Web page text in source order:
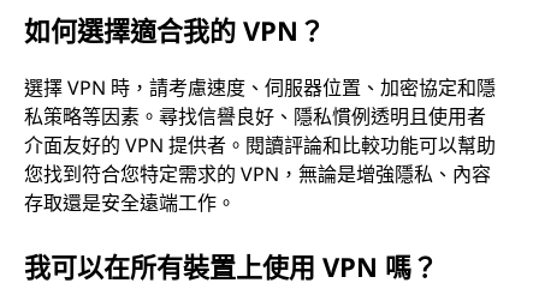
如何選擇適合我的 VPN？
選擇 VPN 時，請考慮速度、伺服器位置、加密協定和隱
私策略等因素。尋找信譽良好、隱私慣例透明且使用者
介面友好的 VPN 提供者。閱讀評論和比較功能可以幫助
您找到符合您特定需求的 VPN，無論是增強隱私、內容
存取還是安全遠端工作。
我可以在所有裝置上使用 VPN 嗎？